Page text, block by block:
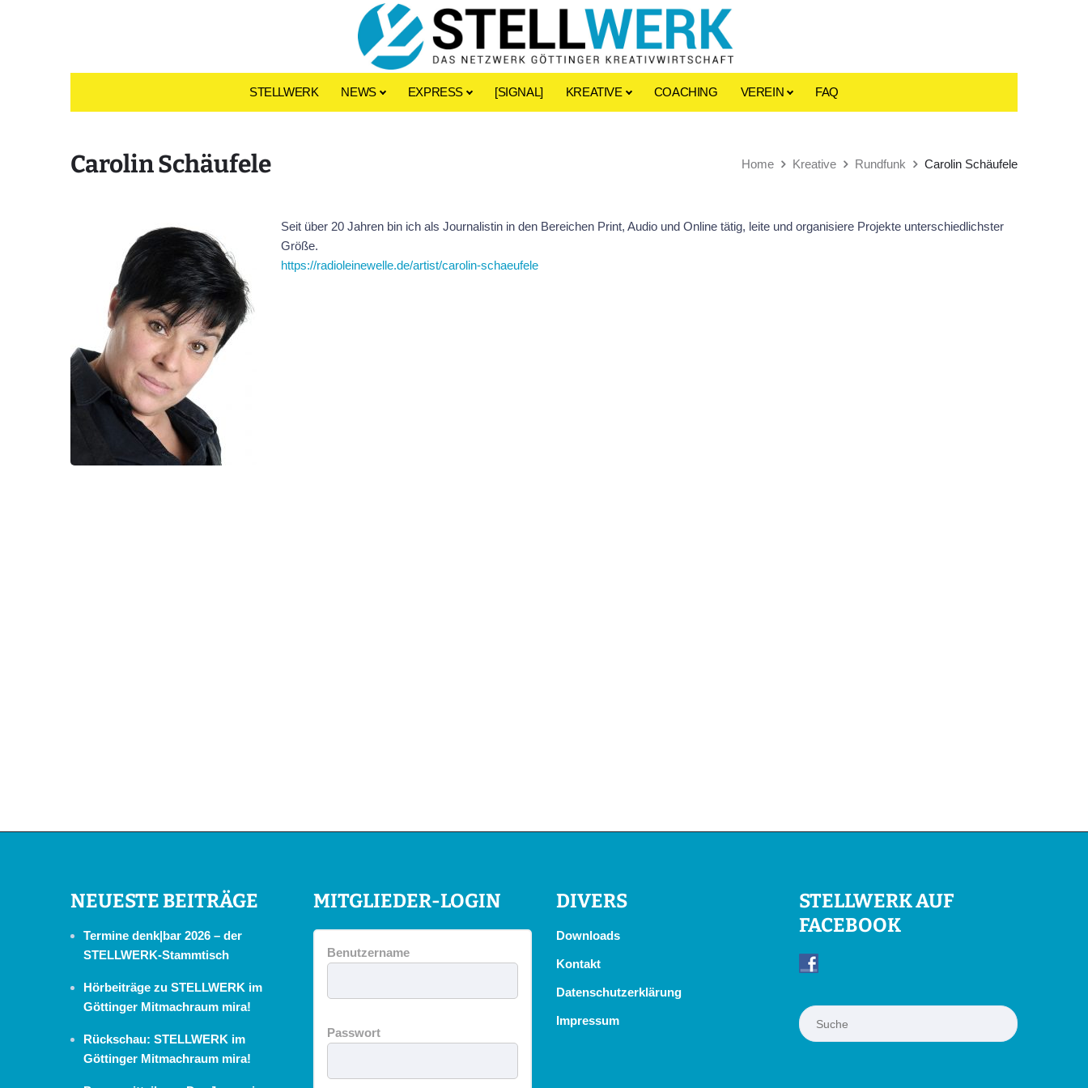
STELLWERK NEWS EXPRESS [SIGNAL] KREATIVE COACHING VEREIN FAQ
Carolin Schäufele Home Kreative Rundfunk Carolin Schäufele
Seit über 20 Jahren bin ich als Journalistin in den Bereichen Print, Audio und Online tätig, leite und organisiere Projekte unterschiedlichster
Größe.
https://radioleinewelle.de/artist/carolin-schaeufele
NEUESTE BEITRÄGE
Termine denk|bar 2026 – der
STELLWERK-Stammtisch
Hörbeiträge zu STELLWERK im
Göttinger Mitmachraum mira!
Rückschau: STELLWERK im
Göttinger Mitmachraum mira!
MITGLIEDER-LOGIN
Benutzername
Passwort
DIVERS
Downloads
Kontakt
Datenschutzerklärung
Impressum
STELLWERK AUF
FACEBOOK
Suchen